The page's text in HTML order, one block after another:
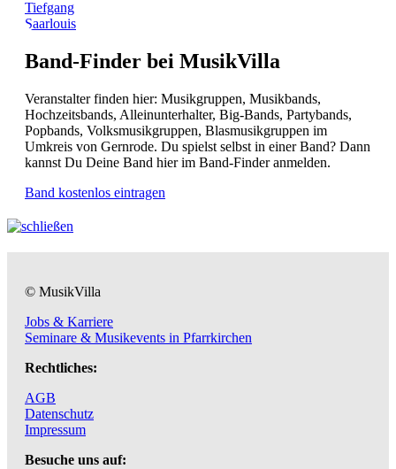
Tiefgang
Saarlouis
Band-Finder bei MusikVilla
Veranstalter finden hier: Musikgruppen, Musikbands,
Hochzeitsbands, Alleinunterhalter, Big-Bands, Partybands,
Popbands, Volksmusikgruppen, Blasmusikgruppen im
Umkreis von Gernrode. Du spielst selbst in einer Band? Dann
kannst Du Deine Band hier im Band-Finder anmelden.
Band kostenlos eintragen
© MusikVilla
Jobs & Karriere
Seminare & Musikevents in Pfarrkirchen
Rechtliches:
AGB
Datenschutz
Impressum
Besuche uns auf: